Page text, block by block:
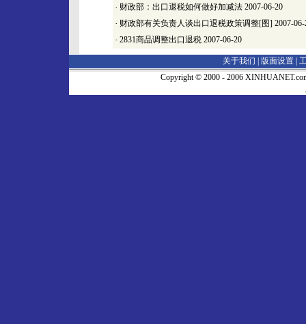
· 财政部：出口退税如何做好加减法 2007-06-20
· 财政部有关负责人谈出口退税政策调整[图] 2007-06-
· 2831商品调整出口退税 2007-06-20
关于我们 | 版面设置
Copyright © 2000 - 2006